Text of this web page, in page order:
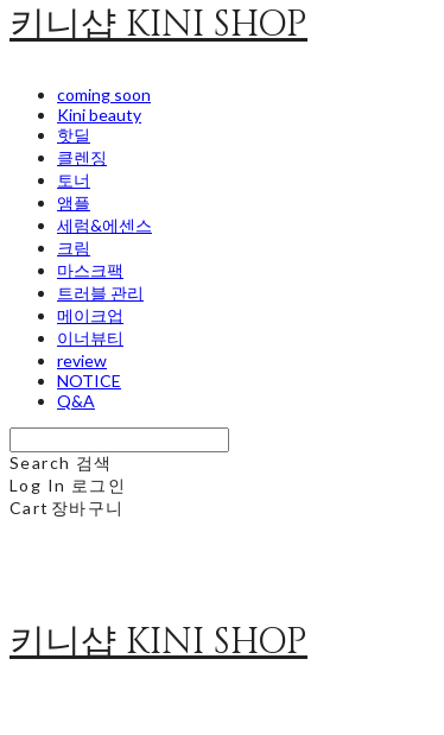
키니샵 KINI SHOP
coming soon
Kini beauty
핫딜
클렌징
토너
앰플
세럼&에센스
크림
마스크팩
트러블 관리
메이크업
이너뷰티
review
NOTICE
Q&A
Search 검색
Log In 로그인
Cart 장바구니
키니샵 KINI SHOP